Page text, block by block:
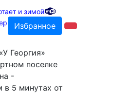
Избранное
Георгия»
поселке
-
в 5 минутах от